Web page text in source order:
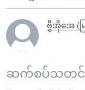
ဗွီအိုအေ (မ
ဆက်စပ်သတင်း